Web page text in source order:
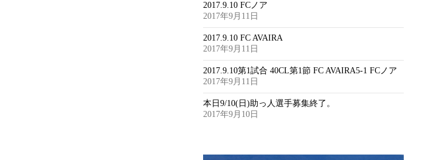
2017.9.10 FCノア
2017年9月11日
2017.9.10 FC AVAIRA
2017年9月11日
2017.9.10第1試合 40CL第1節 FC AVAIRA5-1 FCノア
2017年9月11日
本日9/10(日)助っ人選手募集終了。
2017年9月10日